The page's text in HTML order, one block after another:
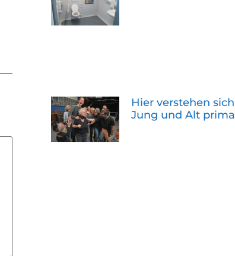
Hier verstehen sich
Jung und Alt prima